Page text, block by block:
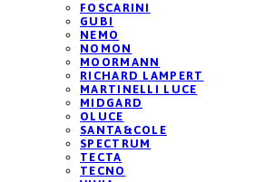
FOSCARINI
GUBI
NEMO
NOMON
MOORMANN
RICHARD LAMPERT
MARTINELLI LUCE
MIDGARD
OLUCE
SANTA&COLE
SPECTRUM
TECTA
TECNO